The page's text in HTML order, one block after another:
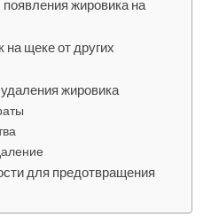
жировика на
на щеке от других
жировика
для предотвращения